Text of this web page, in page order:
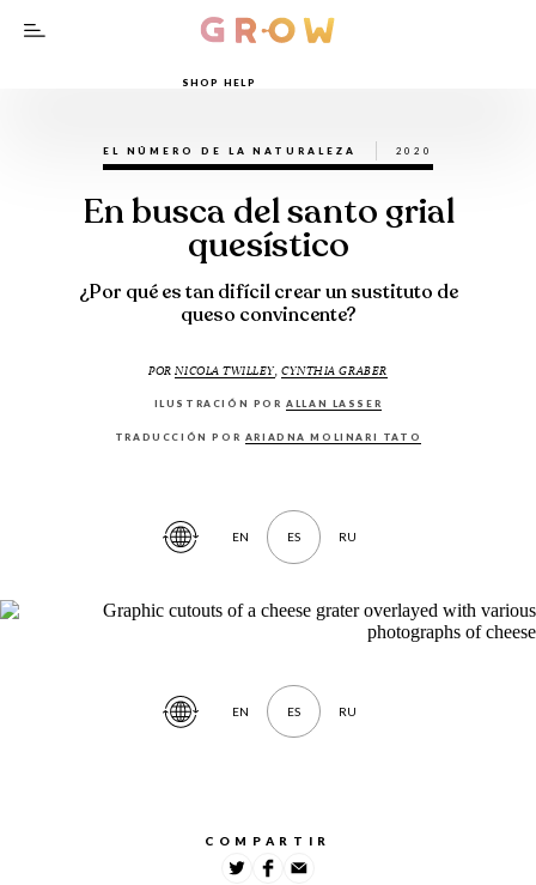
SHOP HELP
EL NÚMERO DE LA NATURALEZA 2020
En busca del santo grial
quesístico
¿Por qué es tan difícil crear un sustituto de
queso convincente?
PORNICOLA TWILLEY,CYNTHIA GRABER
ILUSTRACIÓN PORALLAN LASSER
TRADUCCIÓN POR ARIADNA MOLINARI TATO
Traducir
EN ES RU
COMPARTIR
Traducir
EN ES RU